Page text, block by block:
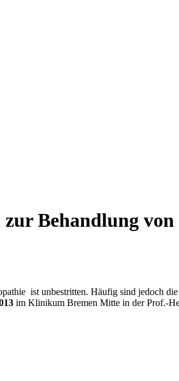
Behandlung
ist unbestritten. Häufig sind jedoch
im Klinikum Bremen Mitte in der Prof.-